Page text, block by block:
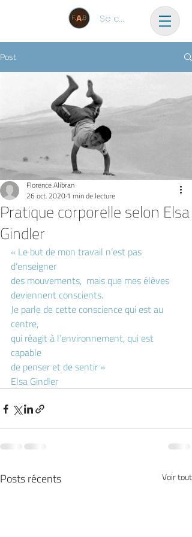
Se connecter
Post
Pratique corporelle selon Elsa
Gindler
Florence Alibran
26 oct. 20201 min de lecture
« Le but de mon travail n’est pas
d’enseigner
des mouvements,  mais que mes élèves
deviennent conscients.
Je parle de cette conscience qui est au
centre,
qui réagit à l’environnement, qui est
capable
de penser et de sentir »
Elsa Gindler
Posts récents Voir tout